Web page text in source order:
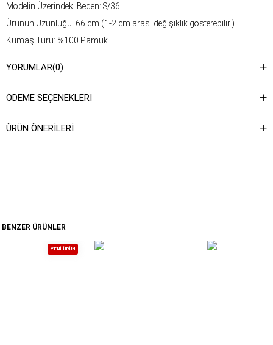
Modelin Üzerindeki Beden: S/36
Ürünün Uzunluğu: 66 cm (1-2 cm arası değişiklik gösterebilir.)
Kumaş Türü: %100 Pamuk
talimatına ulaşabilirsiniz.
YORUMLAR(0)
ÖDEME SEÇENEKLERI
ÜRÜN ÖNERILERI
BENZER ÜRÜNLER
YENI ÜRÜN